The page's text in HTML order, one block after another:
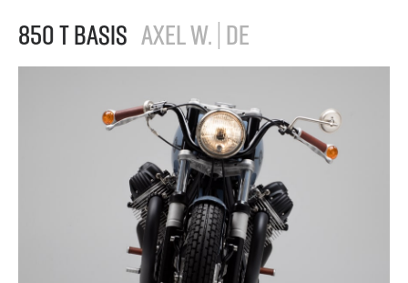
850 T BASIS AXEL W. | DE